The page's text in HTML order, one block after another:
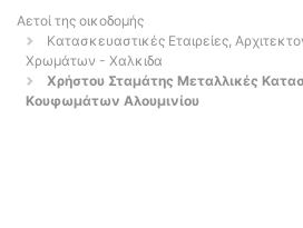
Αετοί της οικοδομής
Κατασκευαστικές Εταιρείες,
Χρωμάτων - Χαλκιδα
Χρήστου Σταμάτης Μεταλλικές
Κουφωμάτων Αλουμινίου